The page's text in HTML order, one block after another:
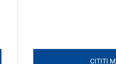
CITIȚI